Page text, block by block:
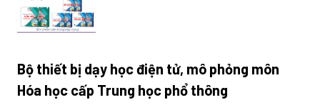
Bộ thiết bị dạy học điện tử, mô phỏng môn
Hóa học cấp Trung học phổ thông